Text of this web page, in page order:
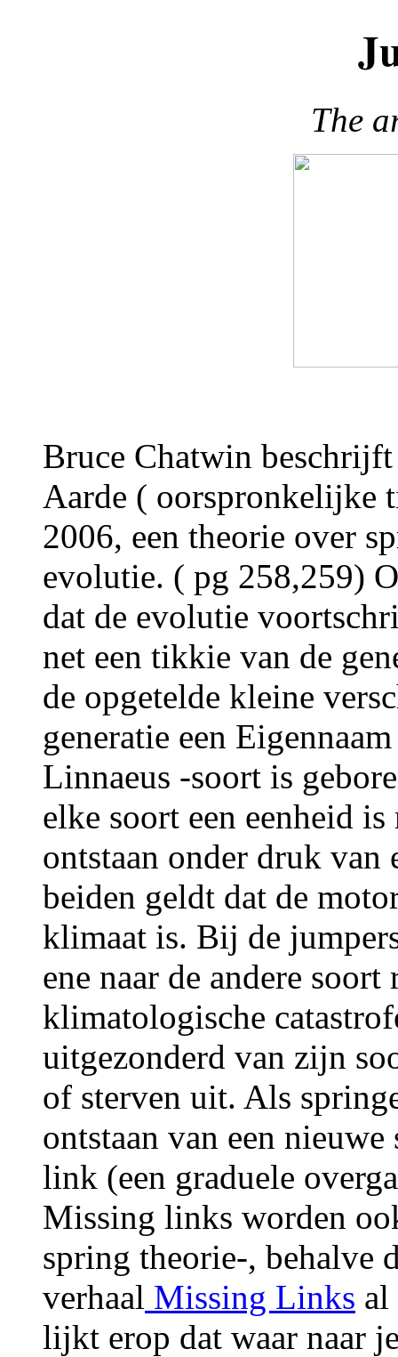
The
Bruce Chatwin
Aarde ( oorspronkelijke
2006, een theorie over
evolutie. ( pg 258,259)
dat de evolutie
net een tikkie van de
de opgetelde kleine
generatie een
Linnaeus -soort is
elke soort een eenheid
ontstaan onder druk van
beiden geldt dat de
klimaat is. Bij de
ene naar de andere
klimatologische
uitgezonderd van zijn
of sterven uit. Als
ontstaan van een
link (een graduele
Missing links worden
spring theorie-, behalve
verhaal Missing Links al
lijkt erop dat waar naar